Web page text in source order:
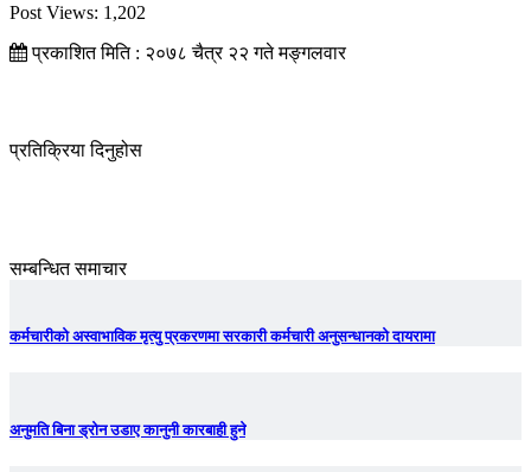
Post Views: 1,202
प्रकाशित मिति : २०७८ चैत्र २२ गते मङ्गलवार
प्रतिक्रिया दिनुहोस
सम्बन्धित समाचार
कर्मचारीको अस्वाभाविक मृत्यु प्रकरणमा सरकारी कर्मचारी अनुसन्धानको दायरामा
अनुमति बिना ड्रोन उडाए कानुनी कारबाही हुने